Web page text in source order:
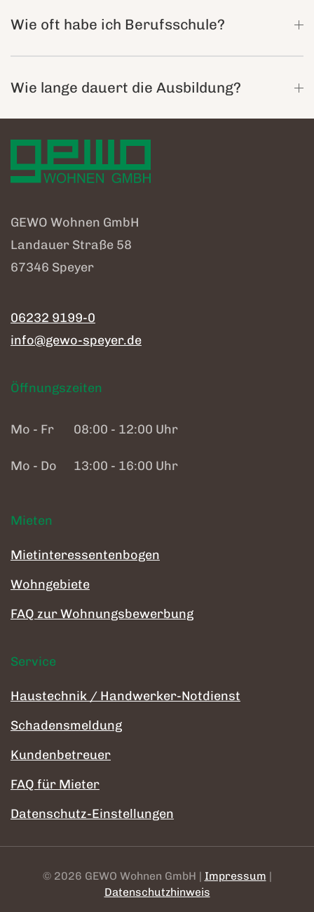
Wie oft habe ich Berufsschule?
Wie lange dauert die Ausbildung?
GEWO Wohnen GmbH
Landauer Straße 58
67346 Speyer
06232 9199-0
info@gewo-speyer.de
Öffnungszeiten
Mo - Fr 08:00 - 12:00 Uhr
Mo - Do 13:00 - 16:00 Uhr
Mieten
Mietinteressentenbogen
Wohngebiete
FAQ zur Wohnungsbewerbung
Service
Haustechnik / Handwerker-Notdienst
Schadensmeldung
Kundenbetreuer
FAQ für Mieter
Datenschutz-Einstellungen
© 2026 GEWO Wohnen GmbH | Impressum |
Datenschutzhinweis